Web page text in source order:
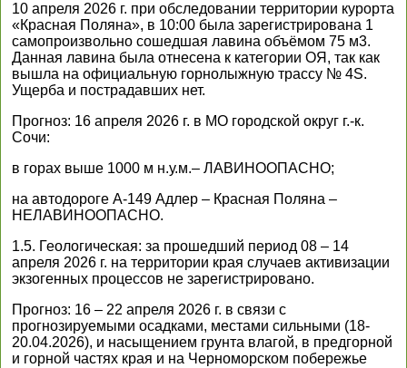
10 апреля 2026 г. при обследовании территории курорта
«Красная Поляна», в 10:00 была зарегистрирована 1
самопроизвольно сошедшая лавина объёмом 75 м3.
Данная лавина была отнесена к категории ОЯ, так как
вышла на официальную горнолыжную трассу № 4S.
Ущерба и пострадавших нет.
Прогноз: 16 апреля 2026 г. в МО городской округ г.-к.
Сочи:
в горах выше 1000 м н.у.м.– ЛАВИНООПАСНО;
на автодороге А-149 Адлер – Красная Поляна –
НЕЛАВИНООПАСНО.
1.5. Геологическая: за прошедший период 08 – 14
апреля 2026 г. на территории края случаев активизации
экзогенных процессов не зарегистрировано.
Прогноз: 16 – 22 апреля 2026 г. в связи с
прогнозируемыми осадками, местами сильными (18-
20.04.2026), и насыщением грунта влагой, в предгорной
и горной частях края и на Черноморском побережье